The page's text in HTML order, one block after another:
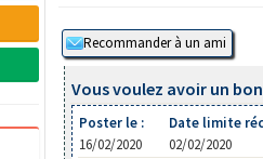
Vous voulez avoir un
Poster le :
16/02/2020
Date limite
02/02/2020